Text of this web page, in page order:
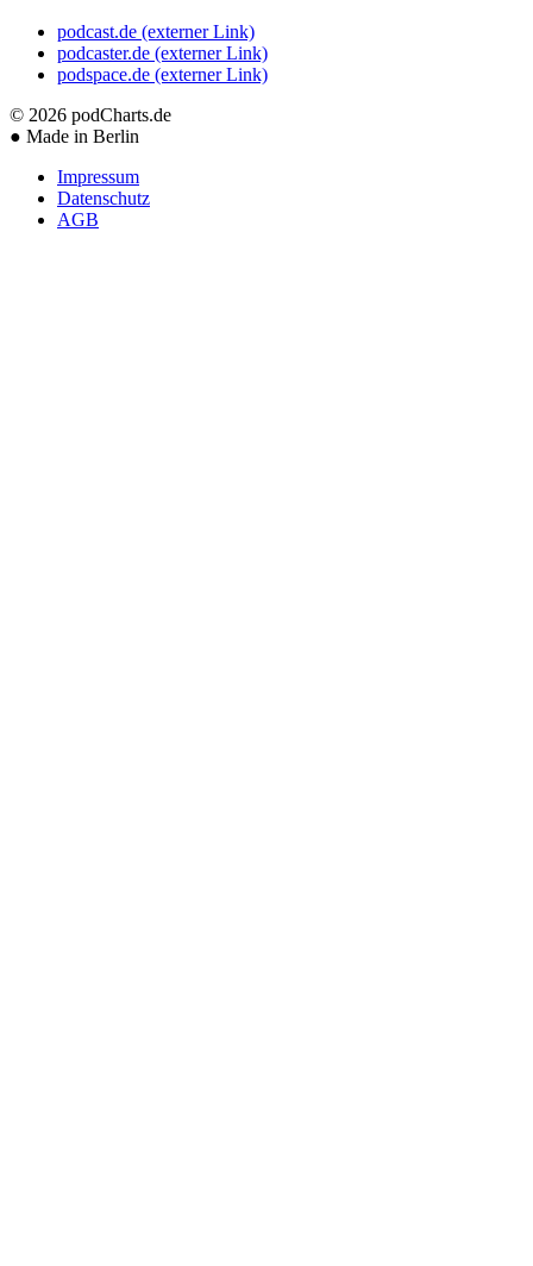
podcast.de (externer Link)
podcaster.de (externer Link)
podspace.de (externer Link)
© 2026 podCharts.de
● Made in Berlin
Impressum
Datenschutz
AGB